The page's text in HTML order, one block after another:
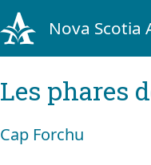
Nova Scotia
Les phares
Cap Forchu